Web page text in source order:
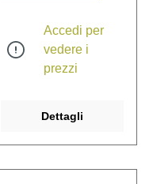
Accedi per
vedere i
prezzi
Dettagli